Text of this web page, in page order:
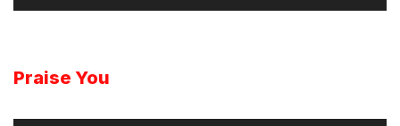
de
Praise You